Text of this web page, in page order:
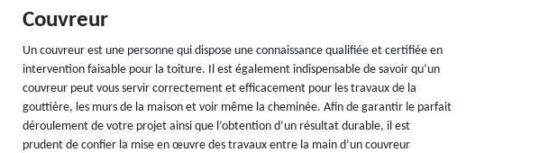
Couvreur
Un couvreur est une personne qui dispose une connaissance qualifiée et certifiée en
intervention faisable pour la toiture. Il est également indispensable de savoir qu’un
couvreur peut vous servir correctement et efficacement pour les travaux de la
gouttière, les murs de la maison et voir même la cheminée. Afin de garantir le parfait
déroulement de votre projet ainsi que l’obtention d’un résultat durable, il est
prudent de confier la mise en œuvre des travaux entre la main d’un couvreur